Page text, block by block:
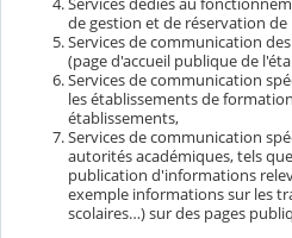
de gestion et de réservation de
Services de communication
(page d'accueil publique de
Services de communication
les établissements de
établissements,
Services de communication
autorités académiques, tels
publication d'informations
exemple informations sur les
scolaires…) sur des pages